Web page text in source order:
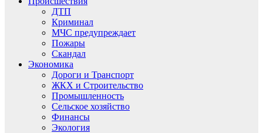
ДТП
Криминал
МЧС предупреждает
Пожары
Скандал
Экономика
Дороги и Транспорт
ЖКХ и Строительство
Промышленность
Сельское хозяйство
Финансы
Экология